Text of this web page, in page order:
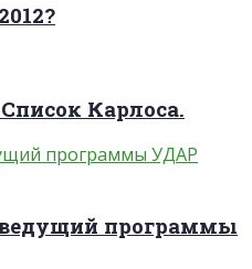
Карлоса.
программы